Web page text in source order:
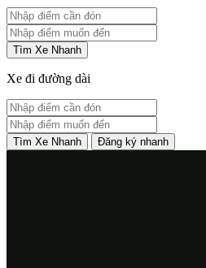
Tìm Xe Nhanh
Xe đi đường dài
Tìm Xe Nhanh Đăng ký nhanh